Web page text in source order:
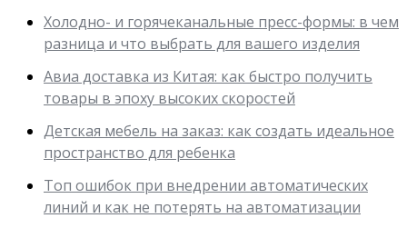
Холодно- и горячеканальные пресс-формы: в чем
разница и что выбрать для вашего изделия
Авиа доставка из Китая: как быстро получить
товары в эпоху высоких скоростей
Детская мебель на заказ: как создать идеальное
пространство для ребенка
Топ ошибок при внедрении автоматических
линий и как не потерять на автоматизации